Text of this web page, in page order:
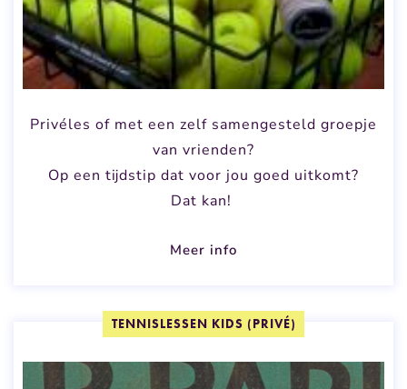
Privéles of met een zelf samengesteld groepje
van vrienden?
Op een tijdstip dat voor jou goed uitkomt?
Dat kan!
Meer info
TENNISLESSEN KIDS (PRIVÉ)